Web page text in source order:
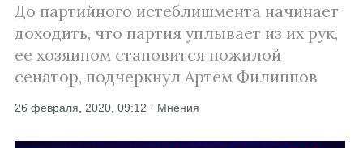
До партийного истеблишмента начинает
доходить, что партия уплывает из их рук,
ее хозяином становится пожилой
сенатор, подчеркнул Артем Филиппов
26 февраля, 2020, 09:12 · Мнения